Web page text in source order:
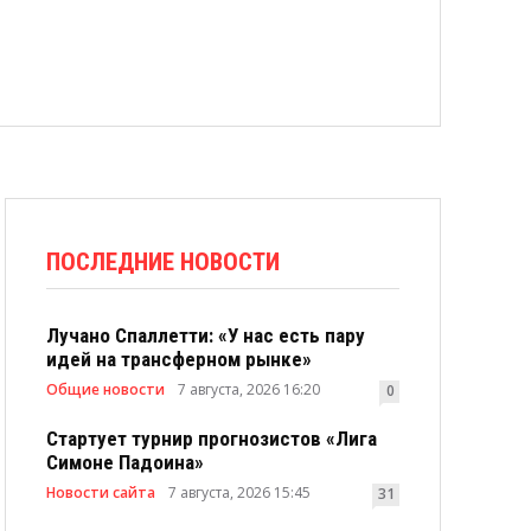
ПОСЛЕДНИЕ НОВОСТИ
Лучано Спаллетти: «У нас есть пару
идей на трансферном рынке»
Общие новости 7 августа, 2026 16:20 0
Стартует турнир прогнозистов «Лига
Симоне Падоина»
Новости сайта 7 августа, 2026 15:45 31